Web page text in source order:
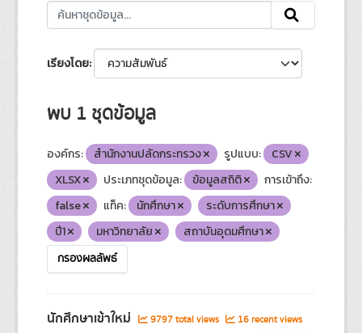
เรียงโดย
พบ 1 ชุดข้อมูล
องค์กร: สำนักงานปลัดกระทรวง รูปแบบ:
CSV
XLSX
ประเภทชุดข้อมูล: ข้อมูลสถิติ
การเข้าถึง:
false
แท็ค: นักศึกษา
ระดับการศึกษา
ปี1
มหาวิทยาลัย สถาบันอุดมศึกษา
กรองผลลัพธ์
นักศึกษาเข้าใหม่ 9797 total views 16 recent views